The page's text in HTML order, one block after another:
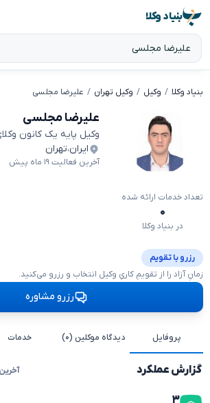
بنیاد وکلا
بنیاد وکلا وکیل وکیل تهران علیرضا مجلسی
علیرضا مجلسی
وکیل پایه یک کانون
ایران،تهران
آخرین فعالیت ۱۹ ماه پیش
تعداد خدمات ارائه شده
۰
در بنیاد وکلا
رزرو با تقویم
زمانِ آزاد را از تقویمِ کاریِ وکیل انتخاب و رزرو می‌کنید.
رزرو مشاوره
پروفایل دیدگاه موکلین (۰) خدمات
گزارش عملکرد
۳